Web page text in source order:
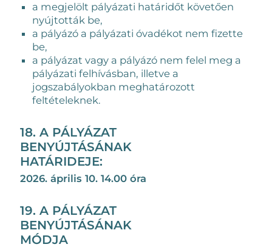
a megjelölt pályázati határidőt követően
nyújtották be,
a pályázó a pályázati óvadékot nem fizette
be,
a pályázat vagy a pályázó nem felel meg a
pályázati felhívásban, illetve a
jogszabályokban meghatározott
feltételeknek.
18. A PÁLYÁZAT
BENYÚJTÁSÁNAK
HATÁRIDEJE:
2026. április 10. 14.00 óra
19. A PÁLYÁZAT
BENYÚJTÁSÁNAK
MÓDJA